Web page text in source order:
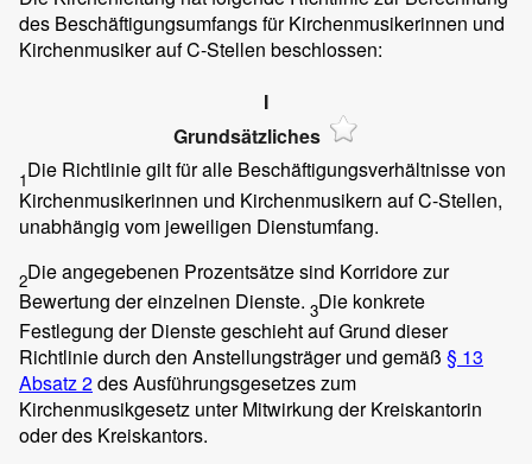
des Beschäftigungsumfangs für Kirchenmusikerinnen und
Kirchenmusiker auf C-Stellen beschlossen:
I
Grundsätzliches
1Die Richtlinie gilt für alle Beschäftigungsverhältnisse von
Kirchenmusikerinnen und Kirchenmusikern auf C-Stellen,
unabhängig vom jeweiligen Dienstumfang.
2Die angegebenen Prozentsätze sind Korridore zur
Bewertung der einzelnen Dienste. 3Die konkrete
Festlegung der Dienste geschieht auf Grund dieser
Richtlinie durch den Anstellungsträger und gemäß § 13
Absatz 2des Ausführungsgesetzes zum
Kirchenmusikgesetz unter Mitwirkung der Kreiskantorin
oder des Kreiskantors.